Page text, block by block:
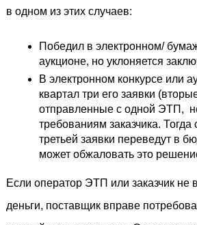
в одном из этих случаев:
Победил в электронном/
аукционе, но уклоняется
В электронном конкурсе или
квартал три его заявки
отправленные с одной ЭТП,
требованиям заказчика. Тогда
третьей заявки переведут в
может обжаловать это
Если оператор ЭТП или заказчик не
деньги, поставщик вправе